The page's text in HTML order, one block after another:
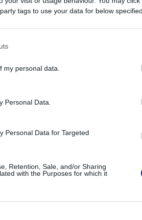
tags to use your data for below
my personal data.
Personal Data.
Personal Data for Targeted
Retention, Sale, and/or Sharing
with the Purposes for which it
arra, hogy
bajnokság második
Szokatlan csavar az F1-es